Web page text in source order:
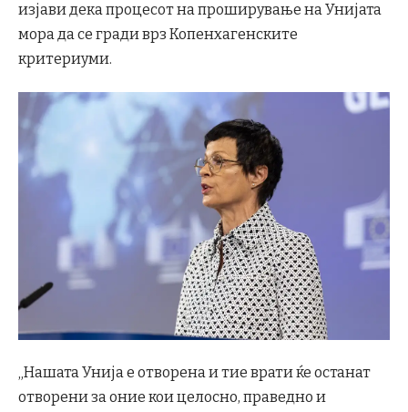
изјави дека процесот на проширување на Унијата
мора да се гради врз Копенхагенските
критериуми.
„Нашата Унија е отворена и тие врати ќе останат
отворени за оние кои целосно, праведно и